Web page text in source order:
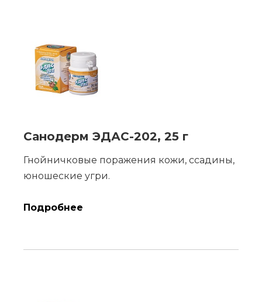
Санодерм ЭДАС-202, 25 г
Гнойничковые поражения кожи, ссадины,
юношеские угри.
Подробнее